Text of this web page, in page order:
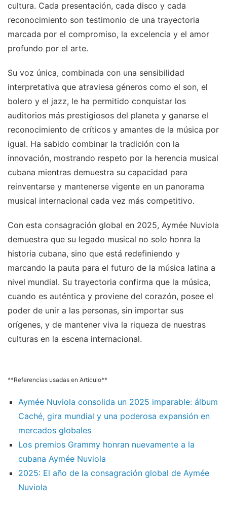
cultura. Cada presentación, cada disco y cada
reconocimiento son testimonio de una trayectoria
marcada por el compromiso, la excelencia y el amor
profundo por el arte.
Su voz única, combinada con una sensibilidad
interpretativa que atraviesa géneros como el son, el
bolero y el jazz, le ha permitido conquistar los
auditorios más prestigiosos del planeta y ganarse el
reconocimiento de críticos y amantes de la música por
igual. Ha sabido combinar la tradición con la
innovación, mostrando respeto por la herencia musical
cubana mientras demuestra su capacidad para
reinventarse y mantenerse vigente en un panorama
musical internacional cada vez más competitivo.
Con esta consagración global en 2025, Aymée Nuviola
demuestra que su legado musical no solo honra la
historia cubana, sino que está redefiniendo y
marcando la pauta para el futuro de la música latina a
nivel mundial. Su trayectoria confirma que la música,
cuando es auténtica y proviene del corazón, posee el
poder de unir a las personas, sin importar sus
orígenes, y de mantener viva la riqueza de nuestras
culturas en la escena internacional.
**Referencias usadas en Artículo**
Aymée Nuviola consolida un 2025 imparable: álbum
Caché, gira mundial y una poderosa expansión en
mercados globales
Los premios Grammy honran nuevamente a la
cubana Aymée Nuviola
2025: El año de la consagración global de Aymée
Nuviola